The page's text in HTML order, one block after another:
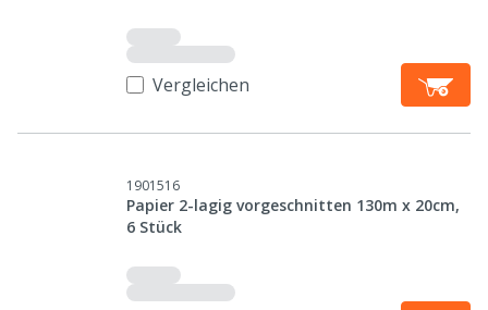
Vergleichen
1901516
Papier 2-lagig vorgeschnitten 130m x 20cm,
6 Stück